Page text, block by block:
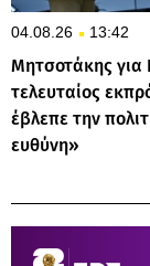
04.08.26 13:42
Μητσοτάκης για
τελευταίος
έβλεπε την
ευθύνη»